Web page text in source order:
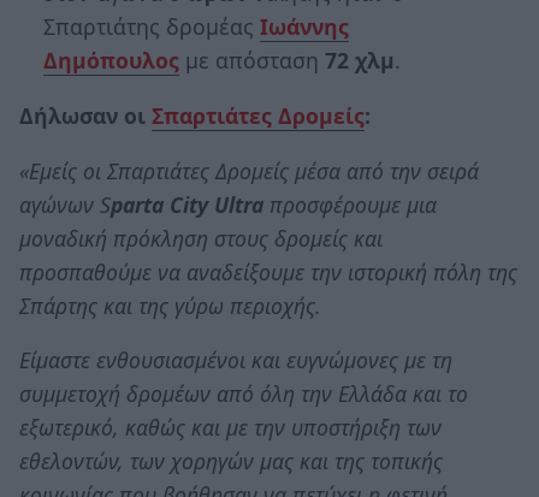
Σπαρτιάτης δρομέας Ιωάννης
Δημόπουλοςμε απόσταση 72 χλμ.
Δήλωσαν οι Σπαρτιάτες Δρομείς:
«Εμείς οι Σπαρτιάτες Δρομείς μέσα από την σειρά
αγώνων Sparta City Ultra προσφέρουμε μια
μοναδική πρόκληση στους δρομείς και
προσπαθούμε να αναδείξουμε την ιστορική πόλη της
Σπάρτης και της γύρω περιοχής.
Είμαστε ενθουσιασμένοι και ευγνώμονες με τη
συμμετοχή δρομέων από όλη την Ελλάδα και το
εξωτερικό, καθώς και με την υποστήριξη των
εθελοντών, των χορηγών μας και της τοπικής